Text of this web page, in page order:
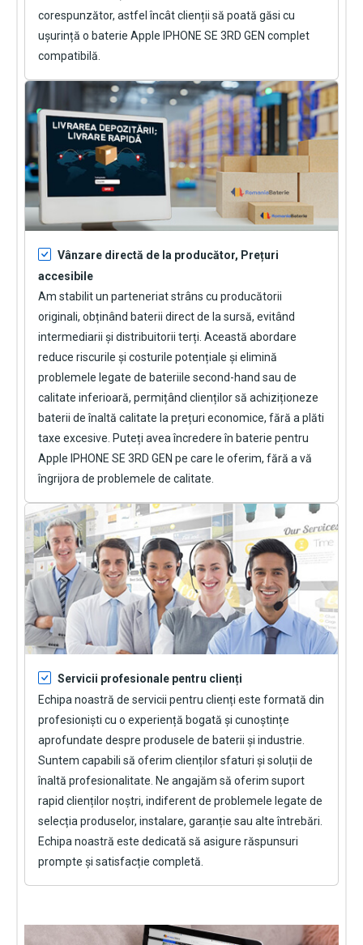
corespunzător, astfel încât clienții să poată găsi cu
ușurință o baterie Apple IPHONE SE 3RD GEN complet
compatibilă.
Vânzare directă de la producător, Prețuri
accesibile
Am stabilit un parteneriat strâns cu producătorii
originali, obținând baterii direct de la sursă, evitând
intermediarii și distribuitorii terți. Această abordare
reduce riscurile și costurile potențiale și elimină
problemele legate de bateriile second-hand sau de
calitate inferioară, permițând clienților să achiziționeze
baterii de înaltă calitate la prețuri economice, fără a plăti
taxe excesive. Puteți avea încredere în baterie pentru
Apple IPHONE SE 3RD GEN pe care le oferim, fără a vă
îngrijora de problemele de calitate.
Servicii profesionale pentru clienți
Echipa noastră de servicii pentru clienți este formată din
profesioniști cu o experiență bogată și cunoștințe
aprofundate despre produsele de baterii și industrie.
Suntem capabili să oferim clienților sfaturi și soluții de
înaltă profesionalitate. Ne angajăm să oferim suport
rapid clienților noștri, indiferent de problemele legate de
selecția produselor, instalare, garanție sau alte întrebări.
Echipa noastră este dedicată să asigure răspunsuri
prompte și satisfacție completă.